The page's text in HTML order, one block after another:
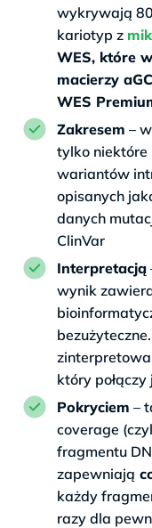
wykrywają
kariotyp z
WES, które
macierzy
WES
Zakresem –
tylko niektóre
wariantów
opisanych
danych
ClinVar
Interpretacją
wynik
który
Pokryciem –
coverage
fragmentu
zapewniają
każdy
razy dla